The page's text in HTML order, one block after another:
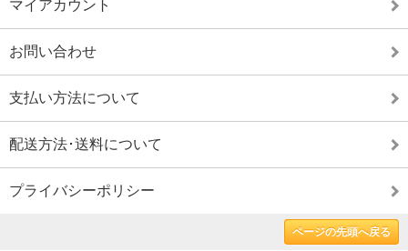
マイアカウント
お問い合わせ
支払い方法について
配送方法･送料について
プライバシーポリシー
ページの先頭へ戻る